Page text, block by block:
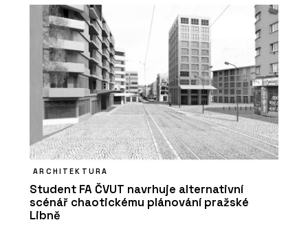
ARCHITEKTURA
Student FA ČVUT navrhuje alternativní
scénář chaotickému plánování pražské
Libně